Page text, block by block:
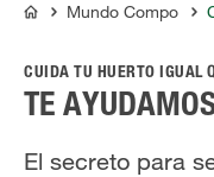
COMPO
Mundo Compo
CUIDA TU HUERTO IGUAL
TE
El secreto para